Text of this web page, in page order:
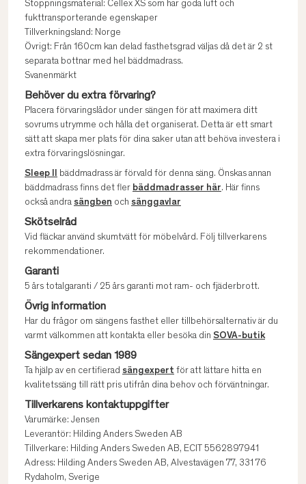
Stoppningsmaterial: Cellex XS som har goda luft och
fukttransporterande egenskaper
Tillverkningsland: Norge
Övrigt: Från 160cm kan delad fasthetsgrad väljas då det är 2 st
separata bottnar med hel bäddmadrass.
Svanenmärkt
Behöver du extra förvaring?
Placera förvaringslådor under sängen för att maximera ditt
sovrums utrymme och hålla det organiserat. Detta är ett smart
sätt att skapa mer plats för dina saker utan att behöva investera i
extra förvaringslösningar.
Sleep II bäddmadrass är förvald för denna säng. Önskas annan
bäddmadrass finns det fler bäddmadrasser här. Här finns
också andra sängben och sänggavlar
Skötselråd
Vid fläckar använd skumtvätt för möbelvård. Följ tillverkarens
rekommendationer.
Garanti
5 års totalgaranti / 25 års garanti mot ram- och fjäderbrott.
Övrig information
Har du frågor om sängens fasthet eller tillbehörsalternativ är du
varmt välkommen att kontakta eller besöka din SOVA-butik
Sängexpert sedan 1989
Ta hjälp av en certifierad sängexpert för att lättare hitta en
kvalitetssäng till rätt pris utifrån dina behov och förväntningar.
Tillverkarens kontaktuppgifter
Varumärke: Jensen
Leverantör: Hilding Anders Sweden AB
Tillverkare: Hilding Anders Sweden AB, ECIT 5562897941
Adress: Hilding Anders Sweden AB, Alvestavägen 77, 331 76
Rydaholm, Sverige